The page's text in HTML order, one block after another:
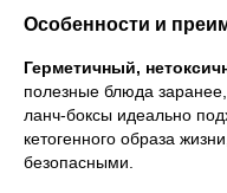
Особенности и
Герметичный,
полезные блюда
ланч-боксы идеально
кетогенного образа
безопасными.